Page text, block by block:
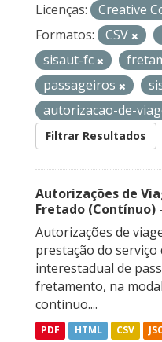
Licenças:
Creative
Formatos:
CSV
sisaut-fc
passageiros
autorizacao-de-
Filtrar Resultados
Autorizações de
Fretado (Contínuo)
Autorizações de
prestação do
interestadual de
fretamento, na
contínuo....
PDF HTML CSV